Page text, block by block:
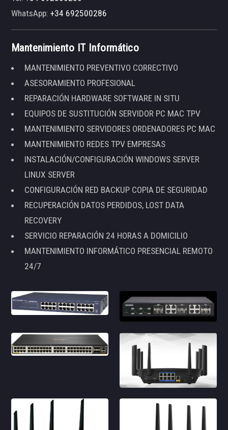
WhatsApp:+34 692500286
Mantenimiento IT Informático
MANTENIMIENTO PREVENTIVO CORRECTIVO
ASESORAMIENTO PROFESIONAL
REPARACIÓN HARDWARE SOFTWARE IN SITU
EQUIPOS DE SUSTITUCIÓN SERVIDOR PC MAC TPV
MANTENIMIENTO SERVIDORES ORDENADORES PC MAC
MANTENIMIENTO REDES TPV EMPRESAS
INSTALACIÓN/CONFIGURACIÓN WINDOWS SERVER
LINUX SERVER
CONFIGURACIÓN RED BACKUP COPIA DE SEGURIDAD
RECUPERACIÓN DATOS PERDIDOS, LOST DATA
RECOVERY
SERVICIO REPARACIÓN 24 HORAS A DOMICILIO
MANTENIMIENTO INFORMÁTICO PRESENCIAL REMOTO
24/7